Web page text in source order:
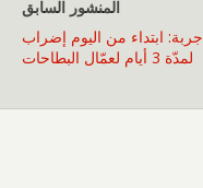
المنشور السابق
جربة: ابتداء من اليوم إضراب
لمدّة 3 أيام لعمّال البطاحات